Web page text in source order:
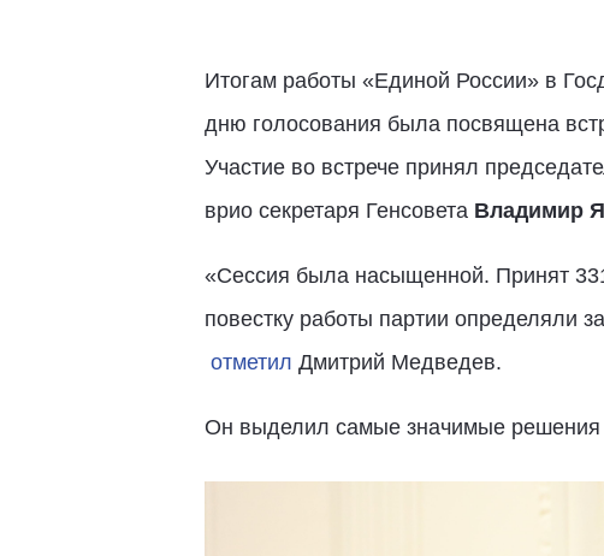
Итогам работы «Единой России» в
дню голосования была посвящена
Участие во встрече принял
врио секретаря Генсовета Владимир
«Сессия была насыщенной. Принят
повестку работы партии определяли
отметил Дмитрий Медведев.
Он выделил самые значимые решения